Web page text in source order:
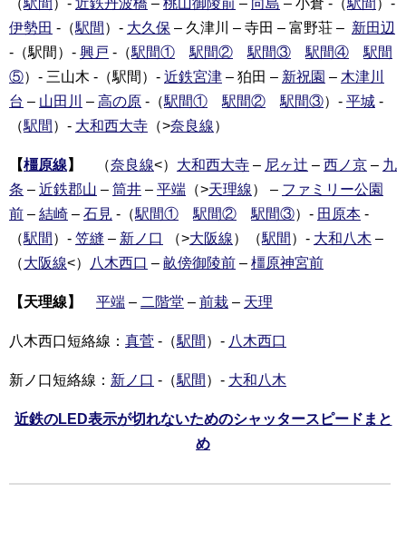
伊勢田 -（駅間 ）- 大久保 – 久津川 – 寺田 – 富野荘 – 新田辺
-（駅間）- 興戸 -（駅間① 駅間② 駅間③ 駅間④
駅間
⑤）- 三山木 -（駅間）- 近鉄宮津 – 狛田 – 新祝園 – 木津川
台 – 山田川 – 高の原 -（駅間① 駅間② 駅間③）- 平城 -
（駅間 ）- 大和西大寺 （>奈良線）
【橿原線】 （奈良線<） 大和西大寺 – 尼ヶ辻 – 西ノ京 – 九
条 – 近鉄郡山 – 筒井 – 平端 （>天理線） – ファミリー公園
前 – 結崎 – 石見 -（駅間① 駅間② 駅間③）- 田原本 -
（駅間 ）- 笠縫 – 新ノ口 （>大阪線）（駅間 ）- 大和八木 –
（大阪線<） 八木西口 – 畝傍御陵前 – 橿原神宮前
【天理線】 平端 – 二階堂 – 前栽 – 天理
八木西口短絡線： 真菅 -（駅間 ）- 八木西口
新ノ口短絡線： 新ノ口 -（駅間 ）- 大和八木
近鉄のLED表示が切れないためのシャッタースピードまと
め